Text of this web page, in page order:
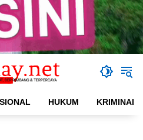
HUKUM KRIMINAL